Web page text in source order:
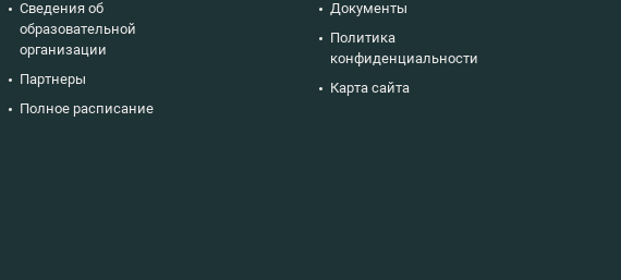
Сведения об
образовательной
организации
Партнеры
Полное расписание
Документы
Политика
конфиденциальности
Карта сайта